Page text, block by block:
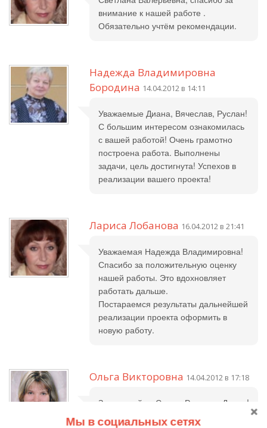
внимание к нашей работе .
Обязательно учтём рекомендации.
Надежда Владимировна
Бородина 14.04.2012 в 14:11
Уважаемые Диана, Вячеслав, Руслан!
С большим интересом ознакомилась
с вашей работой! Очень грамотно
построена работа. Выполнены
задачи, цель достигнута! Успехов в
реализации вашего проекта!
Лариса Лобанова 16.04.2012 в 21:41
Уважаемая Надежда Владимировна!
Спасибо за положительную оценку
нашей работы. Это вдохновляет
работать дальше.
Постараемся результаты дальнейшей
реализации проекта оформить в
новую работу.
Ольга Викторовна 14.04.2012 в 17:18
Здравствуйте, Слава, Руслан и Диана!
Мы в социальных сетях